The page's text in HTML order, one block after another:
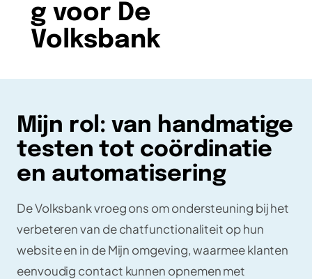
g voor De
Volksbank
Mijn rol: van handmatige
testen tot coördinatie
en automatisering
De Volksbank vroeg ons om ondersteuning bij het
verbeteren van de chatfunctionaliteit op hun
website en in de Mijn omgeving, waarmee klanten
eenvoudig contact kunnen opnemen met